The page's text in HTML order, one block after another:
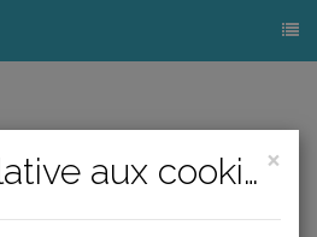
×
Politique relative aux cookies